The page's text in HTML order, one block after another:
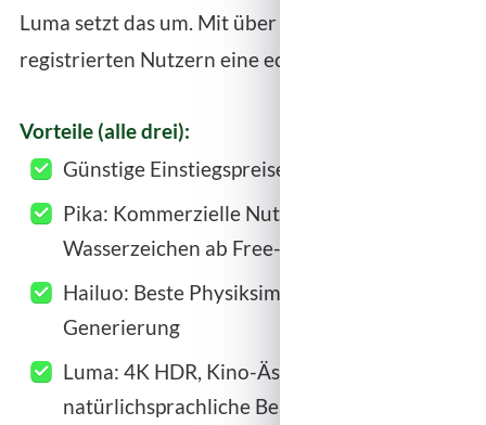
Luma setzt das um. Mit über 25 Millionen
registrierten Nutzern eine echte Hausnummer.
Vorteile (alle drei):
Günstige Einstiegspreise ($7,99-$9,99/Monat)
Pika: Kommerzielle Nutzung ohne
Wasserzeichen ab Free-Plan
Hailuo: Beste Physiksimulation, ultraschnelle
Generierung
Luma: 4K HDR, Kino-Ästhetik,
natürlichsprachliche Bearbeitung